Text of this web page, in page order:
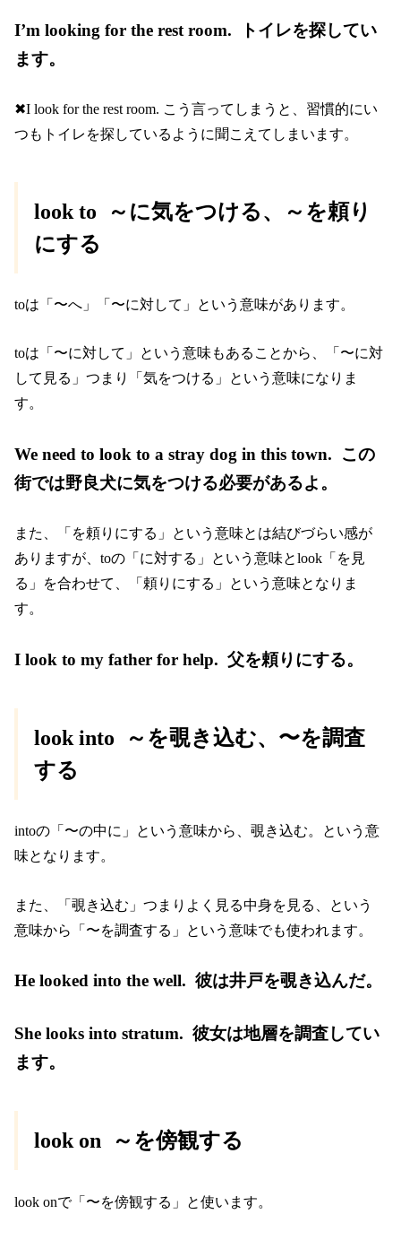
I’m looking for the rest room. トイレを探してい
ます。
✖I look for the rest room. こう言ってしまうと、習慣的にい
つもトイレを探しているように聞こえてしまいます。
look to ～に気をつける、～を頼り
にする
toは「〜へ」「〜に対して」という意味があります。
toは「〜に対して」という意味もあることから、「〜に対
して見る」つまり「気をつける」という意味になりま
す。
We need to look to a stray dog in this town. この
街では野良犬に気をつける必要があるよ。
また、「を頼りにする」という意味とは結びづらい感が
ありますが、toの「に対する」という意味とlook「を見
る」を合わせて、「頼りにする」という意味となりま
す。
I look to my father for help. 父を頼りにする。
look into ～を覗き込む、〜を調査
する
intoの「〜の中に」という意味から、覗き込む。という意
味となります。
また、「覗き込む」つまりよく見る中身を見る、という
意味から「〜を調査する」という意味でも使われます。
He looked into the well. 彼は井戸を覗き込んだ。
She looks into stratum. 彼女は地層を調査してい
ます。
look on ～を傍観する
look onで「〜を傍観する」と使います。